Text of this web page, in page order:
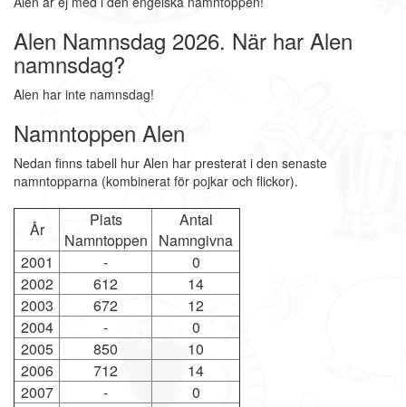
Alen Namnsdag 2026. När har Alen
namnsdag?
Alen har inte namnsdag!
Namntoppen Alen
Nedan finns tabell hur Alen har presterat i den senaste
namntopparna (kombinerat för pojkar och flickor).
År
Plats
Namntoppen
Antal
Namngivna
2001
-
0
2002
612
14
2003
672
12
2004
-
0
2005
850
10
2006
712
14
2007
-
0